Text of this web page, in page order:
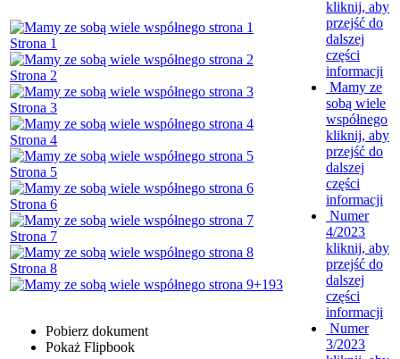
Strona 1
Strona 2
Strona 3
Strona 4
Strona 5
Strona 6
Strona 7
Strona 8
+193
Pobierz dokument
Pokaż Flipbook
kliknij, aby
przejść do
dalszej
części
informacji
Mamy ze
sobą wiele
współnego
kliknij, aby
przejść do
dalszej
części
informacji
Numer
4/2023
kliknij, aby
przejść do
dalszej
części
informacji
Numer
3/2023